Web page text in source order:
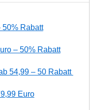
50% Rabatt
– 50% Rabatt
54,99 – 50 Rabatt
Euro